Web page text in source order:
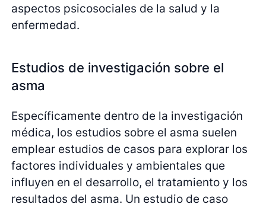
aspectos psicosociales de la salud y la
enfermedad.
Estudios de investigación sobre el
asma
Específicamente dentro de la investigación
médica, los estudios sobre el asma suelen
emplear estudios de casos para explorar los
factores individuales y ambientales que
influyen en el desarrollo, el tratamiento y los
resultados del asma. Un estudio de caso